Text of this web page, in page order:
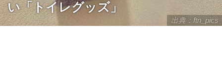
出典：ftn_pics
い「トイレグッズ」